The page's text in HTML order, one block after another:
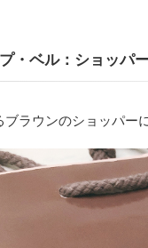
・ベル：ショッパ
ブラウンのショッパー